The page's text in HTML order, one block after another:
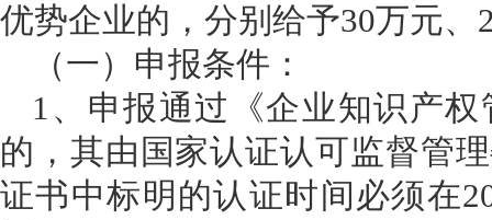
优势企业的，分别给予30万元、
（一） 申报条件：
1、 申报通过《企业知识产
的，其由国家认证认可监督管
证书中标明的认证时间必须在